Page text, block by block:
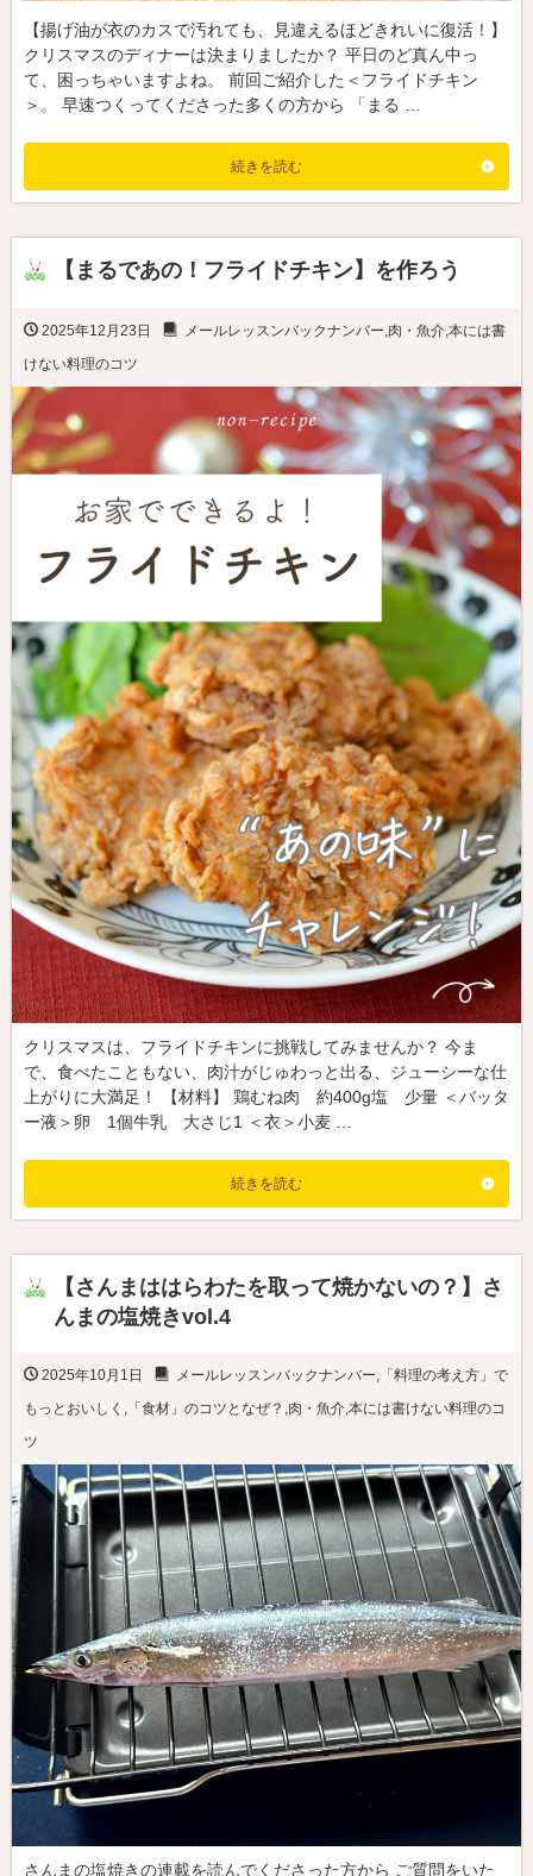
【揚げ油が衣のカスで汚れても、見違えるほどきれいに復活！】
クリスマスのディナーは決まりましたか？ 平日のど真ん中っ
て、困っちゃいますよね。 前回ご紹介した＜フライドチキン
＞。 早速つくってくださった多くの方から 「まる …
続きを読む
【まるであの！フライドチキン】を作ろう
2025年12月23日 メールレッスンバックナンバー,肉・魚介,本には書
けない料理のコツ
クリスマスは、フライドチキンに挑戦してみませんか？ 今ま
で、食べたこともない、肉汁がじゅわっと出る、ジューシーな仕
上がりに大満足！ 【材料】 鶏むね肉 約400g塩 少量 ＜バッタ
ー液＞卵 1個牛乳 大さじ1 ＜衣＞小麦 …
続きを読む
【さんまははらわたを取って焼かないの？】さ
んまの塩焼きvol.4
2025年10月1日 メールレッスンバックナンバー, 「料理の考え方」で
もっとおいしく , 「食材」のコツとなぜ？ ,肉・魚介,本には書けない料理のコ
ツ
さんまの塩焼きの連載を読んでくださった方から ご質問をいた